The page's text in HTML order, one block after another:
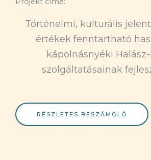
Történelmi, kulturális
értékek fenntartható
kápolnásnyéki
szolgáltatásainak
RÉSZLETES BESZÁMOLÓ